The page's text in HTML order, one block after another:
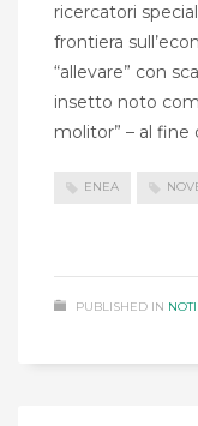
ricercatori
frontiera
“allevare” con
insetto noto
molitor” – al fine
ENEA
PUBLISHED IN